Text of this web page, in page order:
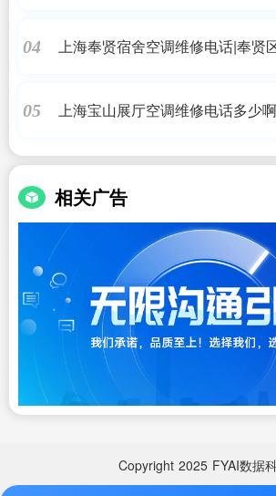
04
上海奉贤宿舍空调维修电话|奉贤
05
上海宝山展厅空调维修电话多少
多少钱)
相关广告
Copyright 2025 FYAI数据